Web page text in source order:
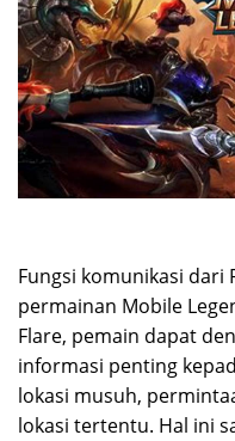
Fungsi komunikasi dari
permainan Mobile
Flare, pemain dapat
informasi penting
lokasi musuh,
lokasi tertentu. Hal ini